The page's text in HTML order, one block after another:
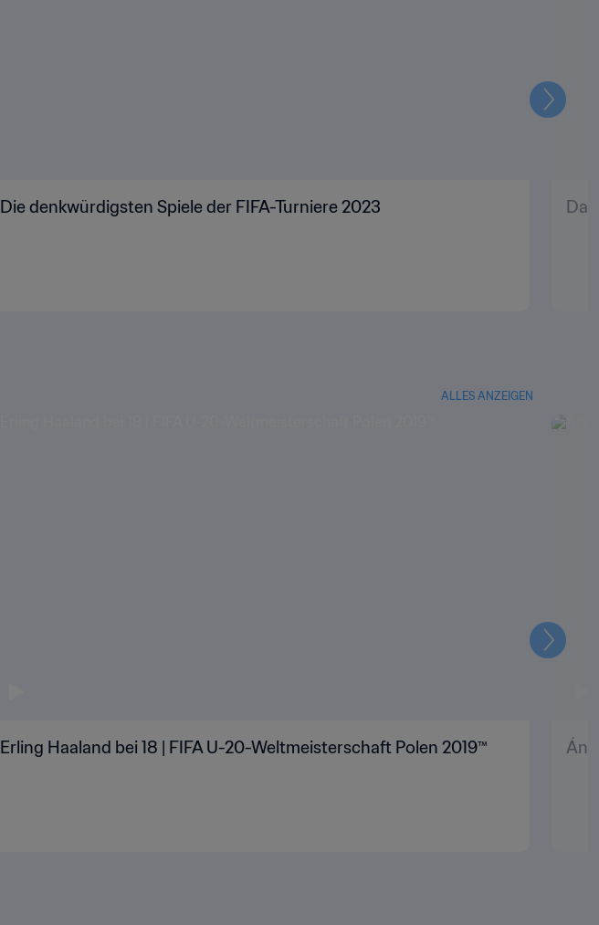
Die denkwürdigsten Spiele der FIFA-Turniere 2023
Weiter
ALLES ANZEIGEN
Erling Haaland bei 18 | FIFA U-20-Weltmeisterschaft Polen 2019™
Weiter